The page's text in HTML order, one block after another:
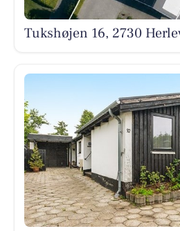
Tukshøjen 16, 2730